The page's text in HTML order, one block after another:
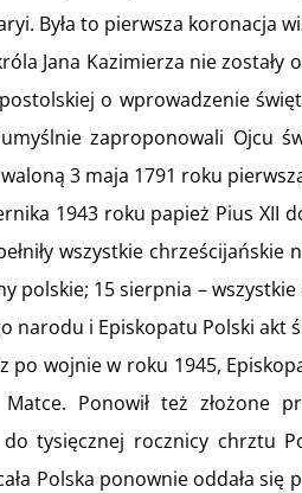
Była to pierwsza koronacja
Jana Kazimierza nie
o wprowadzenie
zaproponowali Ojcu
3 maja 1791 roku
1943 roku papież Pius XII
wszystkie
polskie; 15 sierpnia – wszystkie
narodu i Episkopatu Polski akt
po wojnie w roku 1945,
Ponowił też złożone
tysięcznej rocznicy chrztu
Polska ponownie oddała